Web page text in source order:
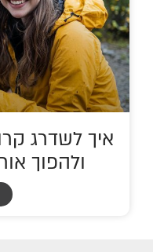
איך לשדרג
ולהפוך